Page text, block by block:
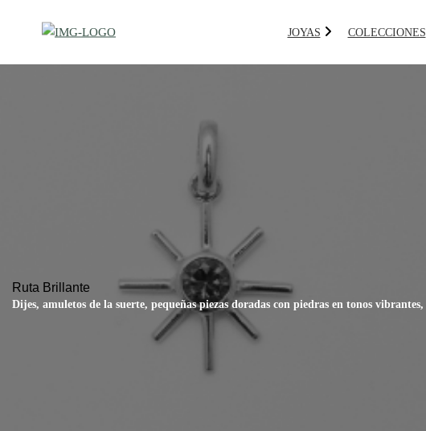
JOYAS COLECCIONES
Ruta Brillante
Dijes, amuletos de la suerte, pequeñas piezas doradas con piedras en tonos vibrantes,